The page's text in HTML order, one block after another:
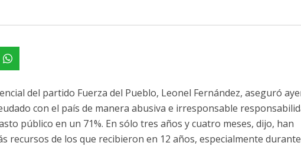
del partido Fuerza del Pueblo, Leonel Fernández, aseguró
con el país de manera abusiva e irresponsable
público en un 71%. En sólo tres años y cuatro meses, dijo, han
recursos de los que recibieron en 12 años, especialmente